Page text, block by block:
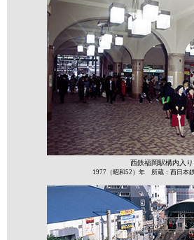
西鉄福岡駅構内入り
1977（昭和52）年 所蔵：西日本